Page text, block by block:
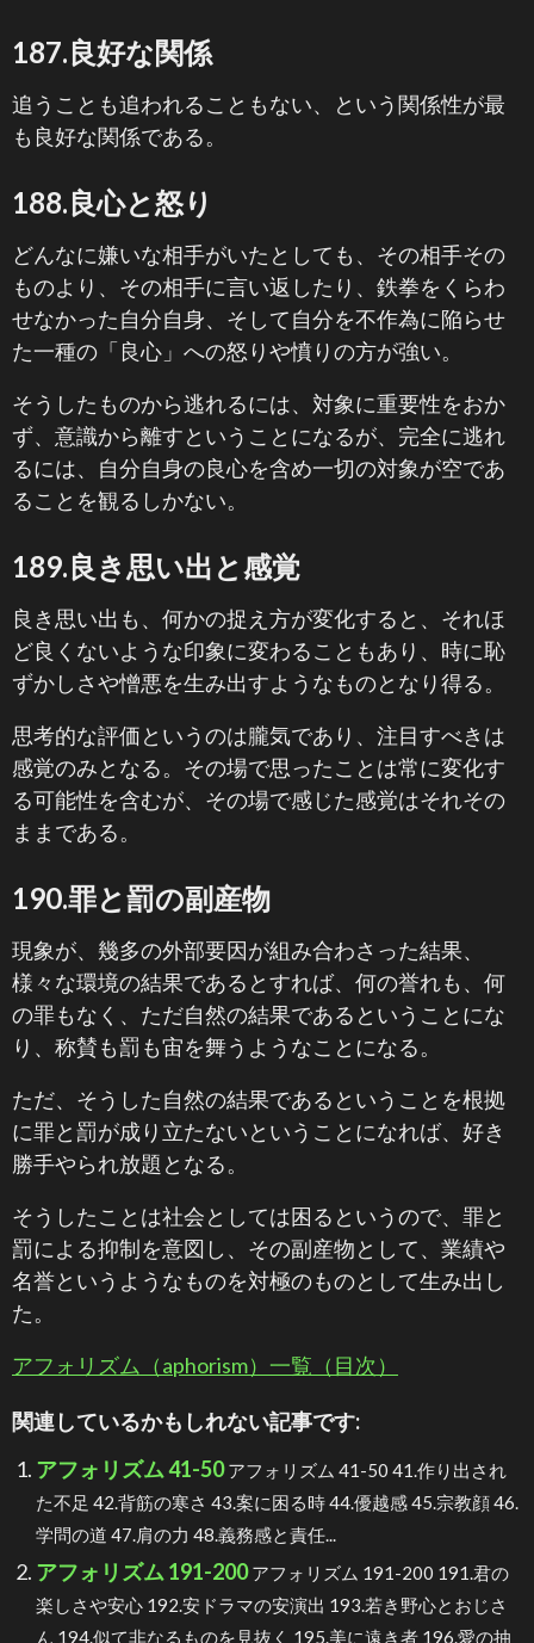
187.良好な関係
追うことも追われることもない、という関係性が最
も良好な関係である。
188.良心と怒り
どんなに嫌いな相手がいたとしても、その相手その
ものより、その相手に言い返したり、鉄拳をくらわ
せなかった自分自身、そして自分を不作為に陥らせ
た一種の「良心」への怒りや憤りの方が強い。
そうしたものから逃れるには、対象に重要性をおか
ず、意識から離すということになるが、完全に逃れ
るには、自分自身の良心を含め一切の対象が空であ
ることを観るしかない。
189.良き思い出と感覚
良き思い出も、何かの捉え方が変化すると、それほ
ど良くないような印象に変わることもあり、時に恥
ずかしさや憎悪を生み出すようなものとなり得る。
思考的な評価というのは朧気であり、注目すべきは
感覚のみとなる。その場で思ったことは常に変化す
る可能性を含むが、その場で感じた感覚はそれその
ままである。
190.罪と罰の副産物
現象が、幾多の外部要因が組み合わさった結果、
様々な環境の結果であるとすれば、何の誉れも、何
の罪もなく、ただ自然の結果であるということにな
り、称賛も罰も宙を舞うようなことになる。
ただ、そうした自然の結果であるということを根拠
に罪と罰が成り立たないということになれば、好き
勝手やられ放題となる。
そうしたことは社会としては困るというので、罪と
罰による抑制を意図し、その副産物として、業績や
名誉というようなものを対極のものとして生み出し
た。
アフォリズム（aphorism）一覧（目次）
関連しているかもしれない記事です:
アフォリズム 41-50 アフォリズム 41-50 41.作り出され
た不足 42.背筋の寒さ 43.案に困る時 44.優越感 45.宗教顔 46.
学問の道 47.肩の力 48.義務感と責任...
アフォリズム 191-200 アフォリズム 191-200 191.君の
楽しさや安心 192.安ドラマの安演出 193.若き野心とおじさ
ん 194.似て非なるものを見抜く 195.美に遠き者 196.愛の抽